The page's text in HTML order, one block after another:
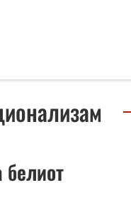
белиот